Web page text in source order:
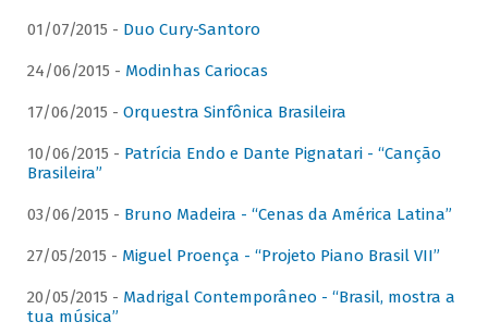
01/07/2015 - Duo Cury-Santoro
24/06/2015 - Modinhas Cariocas
17/06/2015 - Orquestra Sinfônica Brasileira
10/06/2015 - Patrícia Endo e Dante Pignatari - “Canção
Brasileira”
03/06/2015 - Bruno Madeira - “Cenas da América Latina”
27/05/2015 - Miguel Proença - “Projeto Piano Brasil VII”
20/05/2015 - Madrigal Contemporâneo - “Brasil, mostra a
tua música”